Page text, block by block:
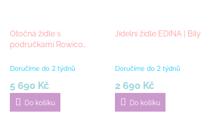
Otočná židle s
područkami Rowico
černé
Doručíme do 2 týdnů
5 690 Kč
Do košíku
Jídelní židle EDINA | Bílý
Doručíme do 2 týdnů
2 690 Kč
Do košíku